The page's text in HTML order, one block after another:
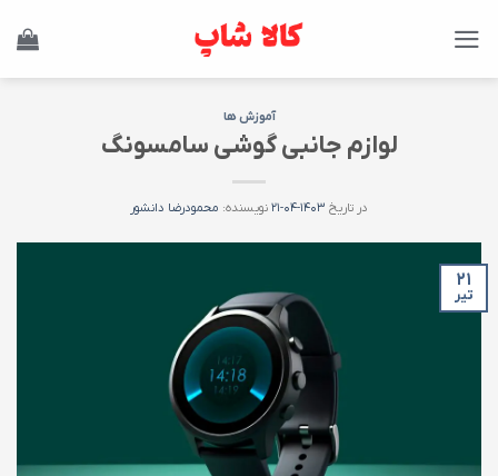
آموزش ها
لوازم جانبی گوشی سامسونگ
در تاریخ ۱۴۰۳-۰۴-۲۱ نویسنده: محمودرضا دانشور
۲۱
تیر